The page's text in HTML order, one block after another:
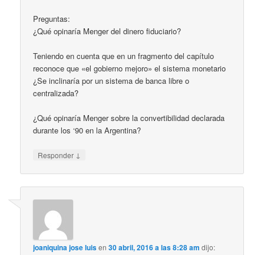
Preguntas:
¿Qué opinaría Menger del dinero fiduciario?
Teniendo en cuenta que en un fragmento del capítulo
reconoce que «el gobierno mejoro» el sistema monetario
¿Se inclinaría por un sistema de banca libre o
centralizada?
¿Qué opinaría Menger sobre la convertibilidad declarada
durante los ‘90 en la Argentina?
Responder ↓
joaniquina jose luisen30 abril, 2016 a las 8:28 am dijo: